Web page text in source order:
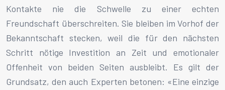
Kontakte nie die Schwelle zu einer echten
Freundschaft überschreiten. Sie bleiben im Vorhof der
Bekanntschaft stecken, weil die für den nächsten
Schritt nötige Investition an Zeit und emotionaler
Offenheit von beiden Seiten ausbleibt. Es gilt der
Grundsatz, den auch Experten betonen: «Eine einzige